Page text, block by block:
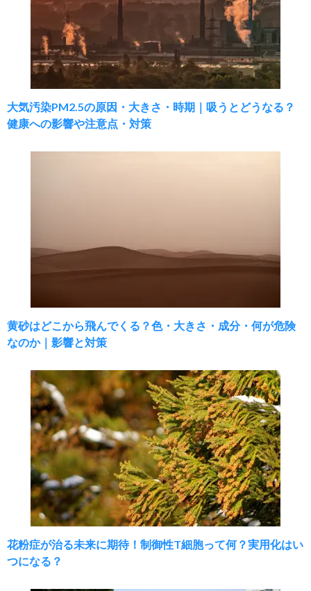
大気汚染PM2.5の原因・大きさ・時期｜吸うとどうなる？
健康への影響や注意点・対策
黄砂はどこから飛んでくる？色・大きさ・成分・何が危険
なのか｜影響と対策
花粉症が治る未来に期待！制御性T細胞って何？実用化はい
つになる？